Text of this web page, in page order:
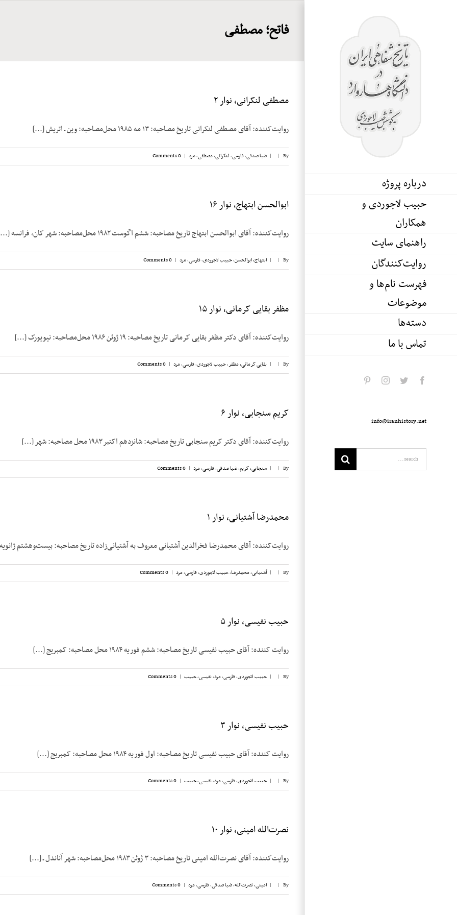
درباره پروژه
حبیب لاجوردی و
همکاران
راهنمای سایت
روایت‌کنندگان
فهرست نام‌ها و
موضوعات
دسته‌ها
تماس با ما
facebook
twitter
instagram
info@iranhistory.net
فاتح؛ مصطفی
مصطفی لنکرانی، نوار ۲
روایت‌کننده: آقای مصطفی لنکرانی تاریخ مصاحبه: ۱۳ مه ۱۹۸۵ محل‌مصاحبه: وین ـ اتریش [...]
By
|
| ضیا صدقی,فارسی,لنکرانی، مصطفی,مرد |
0 Comments
ابوالحسن ابتهاج، نوار ۱۶
روایت‌کننده: آقای ابوالحسن ابتهاج تاریخ مصاحبه: ششم اگوست ۱۹۸۲ محل‌مصاحبه: شهر کان، فرانسه [...]
By
|
| ابتهاج، ابوالحسن,حبیب لاجوردی,فارسی,مرد |
0 Comments
مظفر بقایی کرمانی، نوار ۱۵
روایت‌کننده: آقای دکتر مظفر بقایی کرمانی تاریخ مصاحبه: ۱۹ ژوئن ۱۹۸۶ محل‌مصاحبه: نیویورک [...]
By
|
| بقایی کرمانی، مظفر,حبیب لاجوردی,فارسی,مرد |
0 Comments
کریم سنجابی، نوار ۶
روایت‌‌کننده: آقای دکتر کریم سنجابی تاریخ مصاحبه: شانزدهم اکتبر ۱۹۸۳ محل مصاحبه: شهر [...]
By
|
| سنجابی، کریم,ضیا صدقی,فارسی,مرد |
0 Comments
محمدرضا آشتیانی، نوار ۱
روایت‌کننده: آقای محمدرضا فخرالدین آشتیانی معروف به آشتیانی‌زاده تاریخ مصاحبه: بیست‌وهشتم ژانویه ۱۹۸۲
By
|
| آشتیانی، محمدرضا,حبیب لاجوردی,فارسی,مرد |
0 Comments
حبیب نفیسی، نوار ۵
روایت کننده: آقای حبیب نفیسی تاریخ مصاحبه: ششم فوریه ۱۹۸۴ محل مصاحبه: کمبریج [...]
By
|
| حبیب لاجوردی,فارسی,مرد,نفیسی، حبیب |
0 Comments
حبیب نفیسی، نوار ۳
روایت کننده: آقای حبیب نفیسی تاریخ مصاحبه: اول فوریه ۱۹۸۴ محل مصاحبه: کمبریج [...]
By
|
| حبیب لاجوردی,فارسی,مرد,نفیسی، حبیب |
0 Comments
نصرت‌الله امینی، نوار ۱۰
روایت‌کننده: آقای نصرت‌الله امینی تاریخ مصاحبه: ۳ ژوئن ۱۹۸۳ محل‌مصاحبه: شهر آناندل ـ [...]
By
|
| امینی، نصرت‌الله,ضیا صدقی,فارسی,مرد |
0 Comments